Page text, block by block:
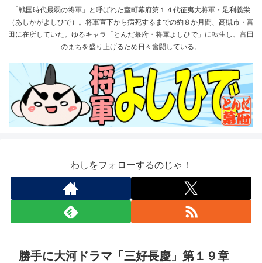
「戦国時代最弱の将軍」と呼ばれた室町幕府第１４代征夷大将軍・足利義栄
（あしかがよしひで）。将軍宣下から病死するまでの約８か月間、高槻市・富
田に在所していた。ゆるキャラ「とんだ幕府・将軍よしひで」に転生し、富田
のまちを盛り上げるため日々奮闘している。
わしをフォローするのじゃ！
勝手に大河ドラマ「三好長慶」第１９章